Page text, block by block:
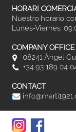
HORARI
Nuestro horario
Lunes-Viernes:
COMPANY OFFICE
08241 Àngel
+34 93 189 04
CONTACT